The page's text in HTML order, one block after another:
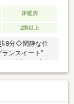
床暖房
2階以上
8分◇閑静な住
ンスイート”◇
・陽当たり良好
ン◇LD部分床
時間セキュリ
るオートロッ
株）管理◇1317